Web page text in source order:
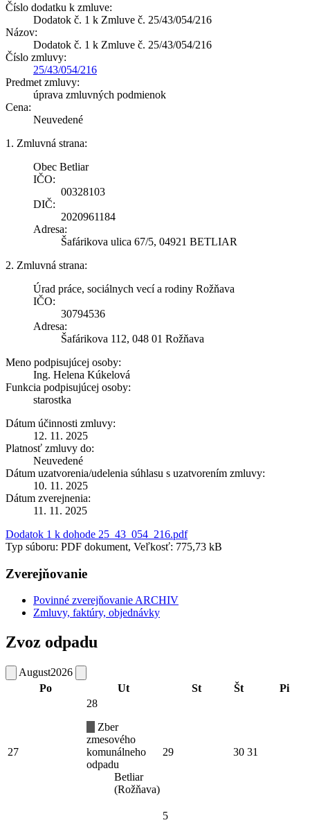
Číslo dodatku k zmluve:
Dodatok č. 1 k Zmluve č. 25/43/054/216
Názov:
Dodatok č. 1 k Zmluve č. 25/43/054/216
Číslo zmluvy:
25/43/054/216
Predmet zmluvy:
úprava zmluvných podmienok
Cena:
Neuvedené
1. Zmluvná strana:
Obec Betliar
IČO:
00328103
DIČ:
2020961184
Adresa:
Šafárikova ulica 67/5, 04921 BETLIAR
2. Zmluvná strana:
Úrad práce, sociálnych vecí a rodiny Rožňava
IČO:
30794536
Adresa:
Šafárikova 112, 048 01 Rožňava
Meno podpisujúcej osoby:
Ing. Helena Kúkelová
Funkcia podpisujúcej osoby:
starostka
Dátum účinnosti zmluvy:
12. 11. 2025
Platnosť zmluvy do:
Neuvedené
Dátum uzatvorenia/udelenia súhlasu s uzatvorením zmluvy:
10. 11. 2025
Dátum zverejnenia:
11. 11. 2025
Dodatok 1 k dohode 25_43_054_216.pdf
Typ súboru: PDF dokument, Veľkosť: 775,73 kB
Zverejňovanie
Povinné zverejňovanie ARCHIV
Zmluvy, faktúry, objednávky
Zvoz odpadu
August2026
Po
Ut St Št Pi
27
28
Zber
zmesového
komunálneho
odpadu
Betliar
(Rožňava)
29 30 31
5